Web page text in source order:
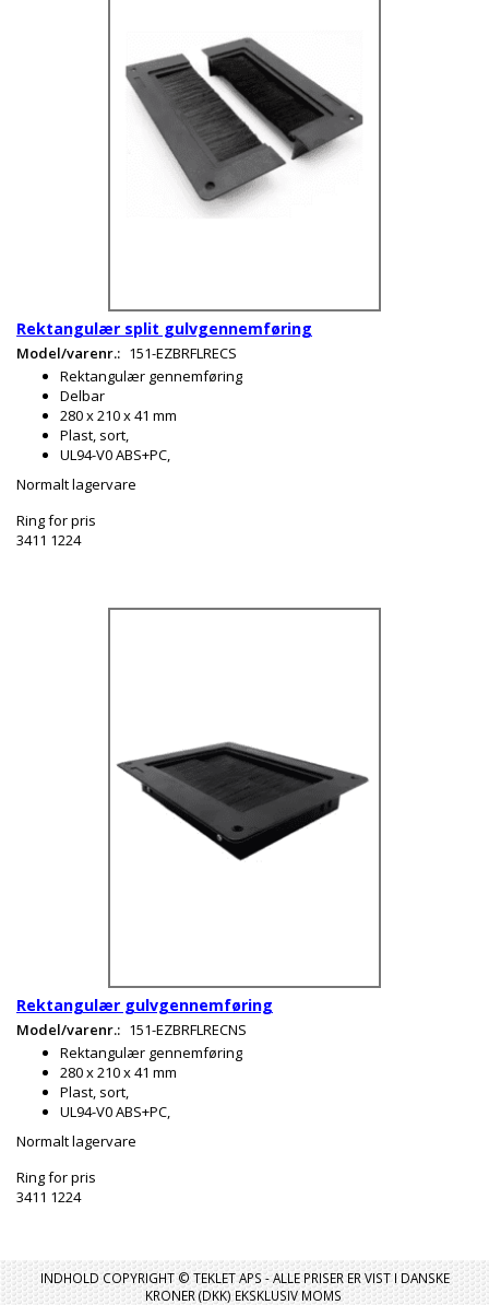
Rektangulær split gulvgennemføring
Model/varenr.: 151-EZBRFLRECS
Rektangulær gennemføring
Delbar
280 x 210 x 41 mm
Plast, sort,
UL94-V0 ABS+PC,
Normalt lagervare
Ring for pris
3411 1224
Rektangulær gulvgennemføring
Model/varenr.: 151-EZBRFLRECNS
Rektangulær gennemføring
280 x 210 x 41 mm
Plast, sort,
UL94-V0 ABS+PC,
Normalt lagervare
Ring for pris
3411 1224
INDHOLD COPYRIGHT © TEKLET APS - ALLE PRISER ER VIST I DANSKE
KRONER (DKK) EKSKLUSIV MOMS